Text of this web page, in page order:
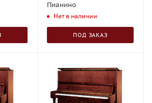
Пианино
Нет в наличии
ПОД ЗАКАЗ